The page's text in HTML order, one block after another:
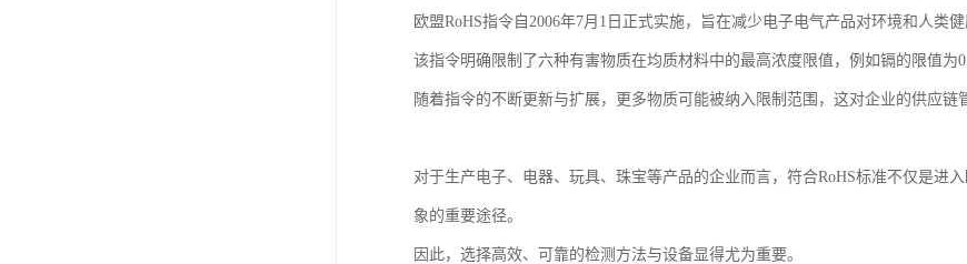
欧盟RoHS指令自2006年7月1日正式实施，旨在减少电子电气产品对环境和人类健
该指令明确限制了六种有害物质在均质材料中的最高浓度限值，例如镉的限值为
随着指令的不断更新与扩展，更多物质可能被纳入限制范围，这对企业的供应链
对于生产电子、电器、玩具、珠宝等产品的企业而言，符合RoHS标准不仅是进
象的重要途径。
因此，选择高效、可靠的检测方法与设备显得尤为重要。